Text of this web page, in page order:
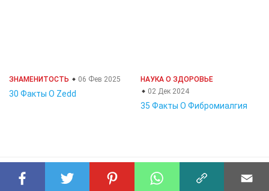
ЗНАМЕНИТОСТЬ 06 Фев 2025
30 Факты О Zedd
НАУКА О ЗДОРОВЬЕ
02 Дек 2024
35 Факты О Фибромиалгия
© 2023